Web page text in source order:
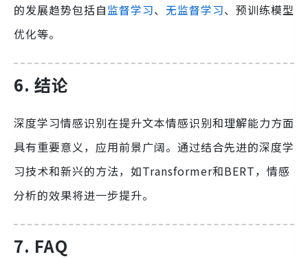
的发展趋势包括自监督学习、 无监督学习、预训练模型
优化等。
6. 结论
深度学习情感识别在提升文本情感识别和理解能力方面
具有重要意义，应用前景广阔。通过结合先进的深度学
习技术和新兴的方法，如Transformer和BERT，情感
分析的效果将进一步提升。
7. FAQ